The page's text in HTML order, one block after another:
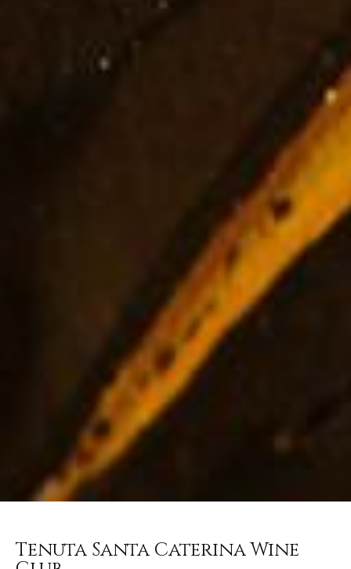
Tenuta Santa Caterina Wine